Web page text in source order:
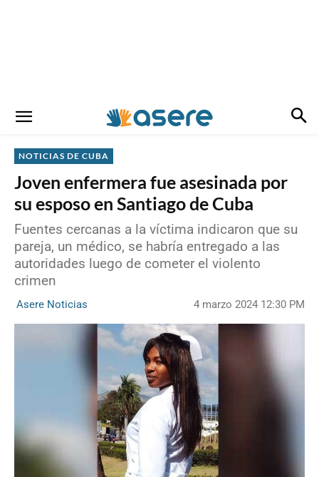
NOTICIAS DE CUBA
Joven enfermera fue asesinada por
su esposo en Santiago de Cuba
Fuentes cercanas a la víctima indicaron que su
pareja, un médico, se habría entregado a las
autoridades luego de cometer el violento
crimen
Asere Noticias 4 marzo 2024 12:30 PM